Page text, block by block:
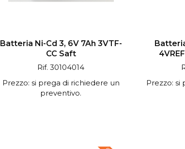
Batteria Ni-Cd 3, 6V 7Ah 3VTF-
CC Saft
Rif. 30104014
Prezzo: si prega di richiedere un
preventivo.
Prezzo: si